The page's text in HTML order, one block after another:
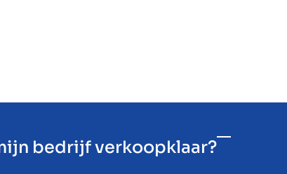
bedrijf verkoopklaar?